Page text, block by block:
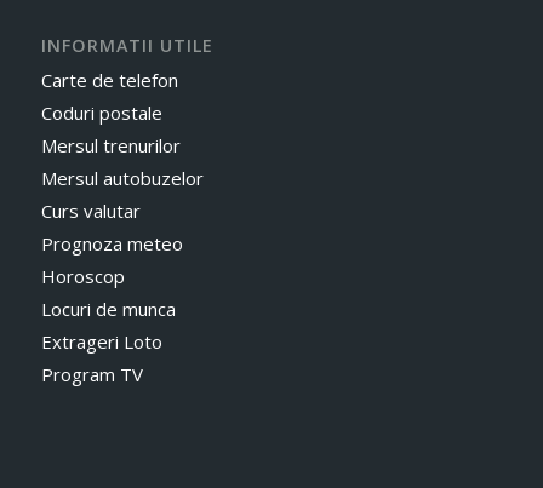
INFORMATII UTILE
Carte de telefon
Coduri postale
Mersul trenurilor
Mersul autobuzelor
Curs valutar
Prognoza meteo
Horoscop
Locuri de munca
Extrageri Loto
Program TV